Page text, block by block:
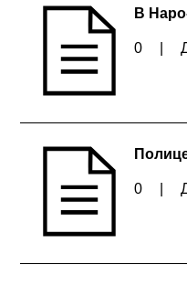
В
0
0